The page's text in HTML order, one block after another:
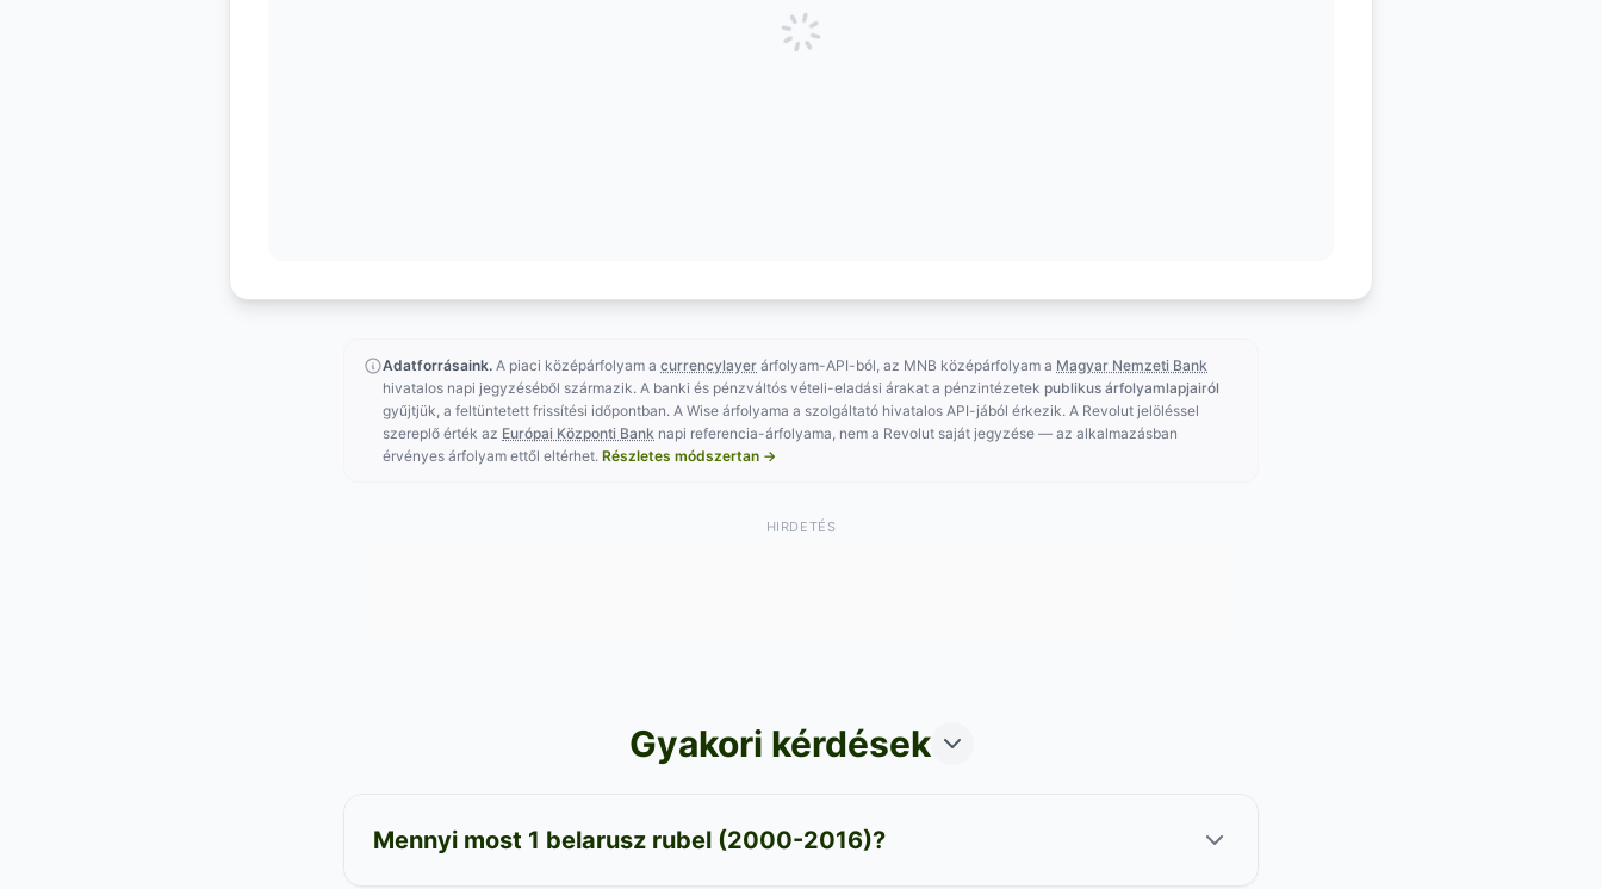
Adatforrásaink. A piaci középárfolyam a currencylayer árfolyam-API-ból, az MNB középárfolyam a Magyar Nemzeti Bank
hivatalos napi jegyzéséből származik. A banki és pénzváltós vételi-eladási árakat a pénzintézetek publikus árfolyamlapjairól
gyűjtjük, a feltüntetett frissítési időpontban. A Wise árfolyama a szolgáltató hivatalos API-jából érkezik. A Revolut jelöléssel
szereplő érték az Európai Központi Bank napi referencia-árfolyama, nem a Revolut saját jegyzése — az alkalmazásban
érvényes árfolyam ettől eltérhet. Részletes módszertan →
HIRDETÉS
Gyakori kérdések
Mennyi most 1 belarusz rubel (2000-2016)?